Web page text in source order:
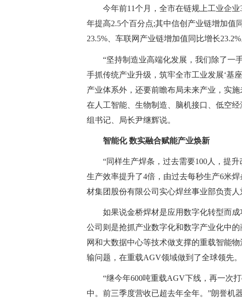
今年前11个月，全市在链规上工业企
年提高2.5个百分点;其中信创产业链增加值
23.5%、车联网产业链增加值同比增长23.2%
“坚持制造业高端化发展，我们除了一
手抓传统产业升级，筑牢全市工业发展‘基
产业体系外，还要前瞻布局未来产业，实
在人工智能、生物制造、脑机接口、低空
组书记、局长尹继辉说。
智能化 数实融合赋能产业焕新
“同样生产焊条，过去需要100人，提
生产效率提升了4倍，由过去每秒生产6米
材集团股份有限公司实心焊丝事业部负责人
如果说金桥焊材是应用数字化转型而
公司则是抢抓产业数字化和数字产业化中
网和大数据中心等技术做支撑的重载智能
输问题，在重载AGV领域做到了全球领先。
“继今年600吨重载AGV下线，再一次
中。前三季度营收已超去年全年。”朗誉机